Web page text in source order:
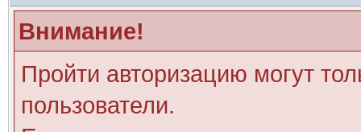
Внимание!
Пройти авторизацию могут
пользователи.